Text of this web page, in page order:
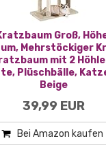
Groß,
Mehrstöckiger
mit 2
Plüschbälle,
Beige
39,99 EUR
Bei Amazon kaufen